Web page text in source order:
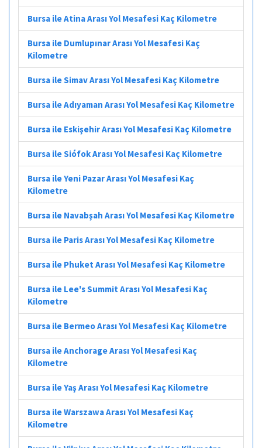
Bursa ile Atina Arası Yol Mesafesi Kaç Kilometre
Bursa ile Dumlupınar Arası Yol Mesafesi Kaç
Kilometre
Bursa ile Simav Arası Yol Mesafesi Kaç Kilometre
Bursa ile Adıyaman Arası Yol Mesafesi Kaç Kilometre
Bursa ile Eskişehir Arası Yol Mesafesi Kaç Kilometre
Bursa ile Siófok Arası Yol Mesafesi Kaç Kilometre
Bursa ile Yeni Pazar Arası Yol Mesafesi Kaç
Kilometre
Bursa ile Navabşah Arası Yol Mesafesi Kaç Kilometre
Bursa ile Paris Arası Yol Mesafesi Kaç Kilometre
Bursa ile Phuket Arası Yol Mesafesi Kaç Kilometre
Bursa ile Lee's Summit Arası Yol Mesafesi Kaç
Kilometre
Bursa ile Bermeo Arası Yol Mesafesi Kaç Kilometre
Bursa ile Anchorage Arası Yol Mesafesi Kaç
Kilometre
Bursa ile Yaş Arası Yol Mesafesi Kaç Kilometre
Bursa ile Warszawa Arası Yol Mesafesi Kaç
Kilometre